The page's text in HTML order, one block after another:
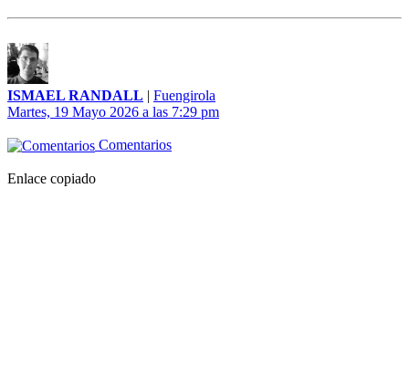
ISMAEL RANDALL | Fuengirola
Martes, 19 Mayo 2026 a las 7:29 pm
Comentarios
Enlace copiado